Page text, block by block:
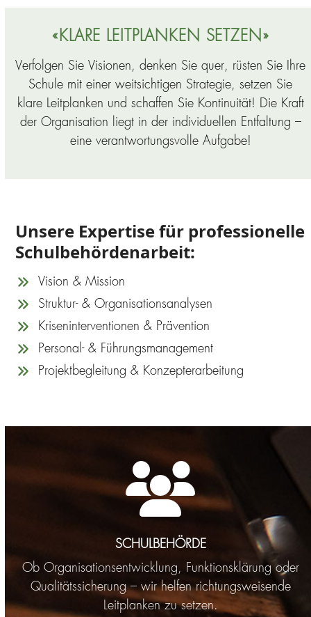
«KLARE LEITPLANKEN SETZEN»
Verfolgen Sie Visionen, denken Sie quer, rüsten Sie Ihre
Schule mit einer weitsichtigen Strategie, setzen Sie
klare Leitplanken und schaffen Sie Kontinuität! Die Kraft
der Organisation liegt in der individuellen Entfaltung –
eine verantwortungsvolle Aufgabe!
Unsere Expertise für professionelle
Schulbehördenarbeit:
Vision & Mission
Struktur- & Organisationsanalysen
Kriseninterventionen & Prävention
Personal- & Führungsmanagement
Projektbegleitung & Konzepterarbeitung
SCHULBEHÖRDE
Ob Organisationsentwicklung, Funktionsklärung oder
Qualitätssicherung – wir helfen richtungsweisende
Leitplanken zu setzen.